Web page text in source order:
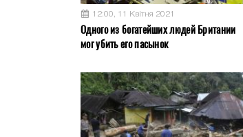
12:00, 11 Квітня 2021
Одного из богатейших людей Британии
мог убить его пасынок